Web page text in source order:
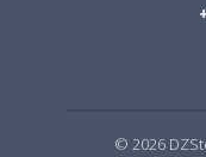
© 2026